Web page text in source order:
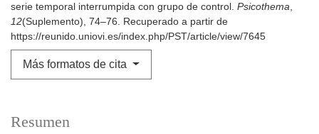
serie temporal interrumpida con grupo de control. Psicothema,
12(Suplemento), 74–76. Recuperado a partir de
https://reunido.uniovi.es/index.php/PST/article/view/7645
Más formatos de cita
Resumen